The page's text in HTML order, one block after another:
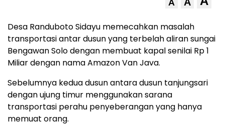
A
Desa Randuboto Sidayu memecahkan masalah
transportasi antar dusun yang terbelah aliran sungai
Bengawan Solo dengan membuat kapal senilai Rp 1
Miliar dengan nama Amazon Van Java.
Sebelumnya kedua dusun antara dusun tanjungsari
dengan ujung timur menggunakan sarana
transportasi perahu penyeberangan yang hanya
memuat orang.